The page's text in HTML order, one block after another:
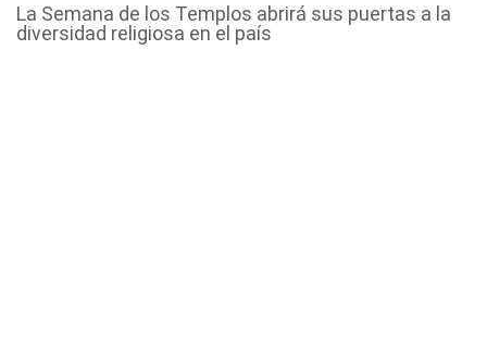
La Semana de los Templos abrirá sus puertas a la
diversidad religiosa en el país